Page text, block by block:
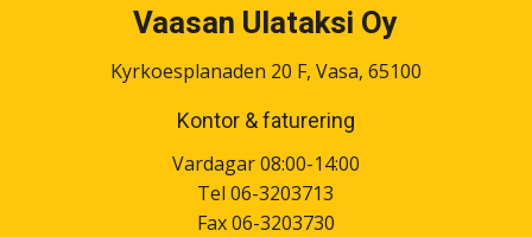
Vaasan Ulataksi Oy
Kyrkoesplanaden 20 F, Vasa, 65100
Kontor & faturering
Vardagar 08:00-14:00
Tel 06-3203713
Fax 06-3203730